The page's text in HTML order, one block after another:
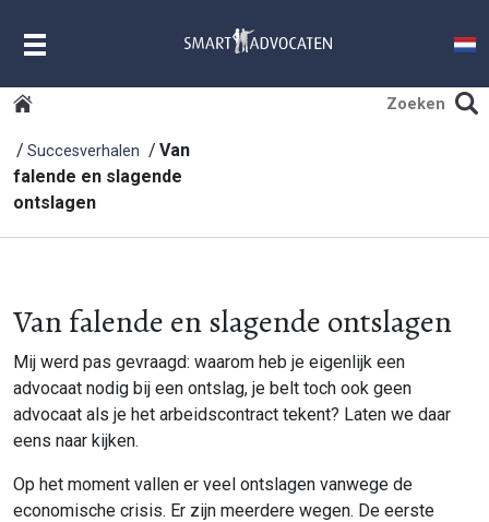
Succesverhalen
Van
falende en slagende
ontslagen
Van falende en slagende ontslagen
Mij werd pas gevraagd: waarom heb je eigenlijk een
advocaat nodig bij een ontslag, je belt toch ook geen
advocaat als je het arbeidscontract tekent? Laten we daar
eens naar kijken.
Op het moment vallen er veel ontslagen vanwege de
economische crisis. Er zijn meerdere wegen. De eerste